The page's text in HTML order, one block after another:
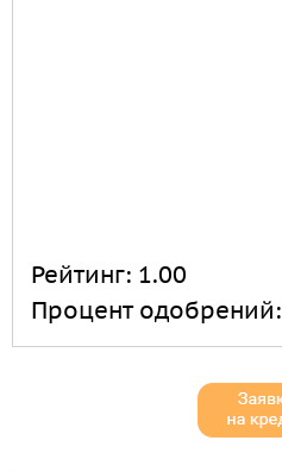
Рейтинг: 1.00
Процент одобрений: